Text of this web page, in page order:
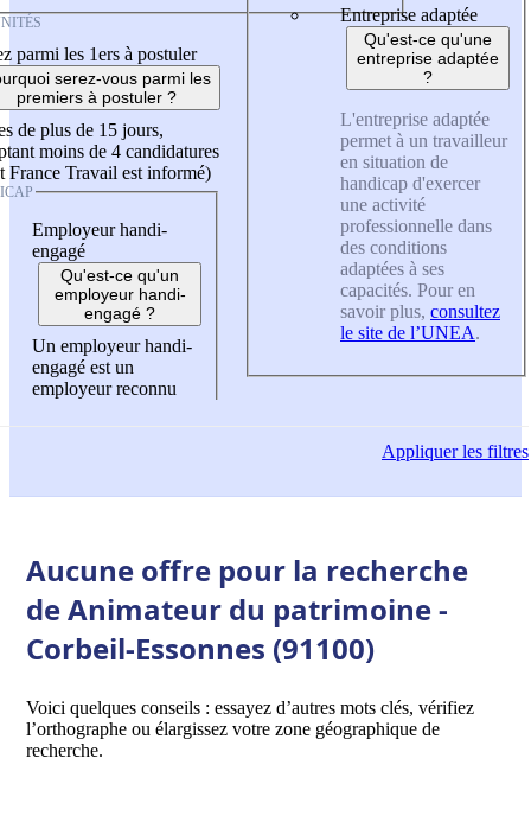
parmi les 1ers à postuler
serez-vous parmi les
premiers à postuler ?
de plus de 15 jours,
moins de 4 candidatures
France Travail est informé)
Employeur handi-
engagé
Qu'est-ce qu'un
employeur handi-
engagé ?
Un employeur handi-
engagé est un
employeur reconnu
Entreprise adaptée
Qu'est-ce qu'une
entreprise adaptée
?
L'entreprise adaptée
permet à un travailleur
en situation de
handicap d'exercer
une activité
professionnelle dans
des conditions
adaptées à ses
capacités. Pour en
savoir plus, consultez
le site de l’UNEA.
Appliquerles filtres
Aucune offre pour la recherche
de Animateur du patrimoine -
Corbeil-Essonnes (91100)
Voici quelques conseils : essayez d’autres mots clés, vérifiez
l’orthographe ou élargissez votre zone géographique de
recherche.